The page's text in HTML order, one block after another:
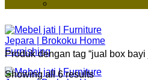
Produk dengan tag “jual box bayi
Showing all 6 results